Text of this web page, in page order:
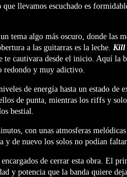
llevamos escuchado es
tema algo más oscuro, donde las
a las guitarras es la leche. Kill
te cautivara desde el inicio. Aquí la
redondo y muy adictivo.
de energía hasta un estado de
de punta, mientras los riffs y
bestial.
con unas atmosferas
y de nuevo los solos no podían
encargados de cerrar esta obra. El
y potencia que la banda quiere